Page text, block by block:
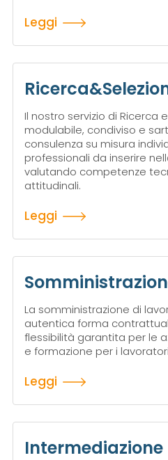
Leggi
Il nostro servizio di Ricerca
modulabile, condiviso e
consulenza su misura
professionali da inserire
valutando competenze
attitudinali.
Leggi
La somministrazione di
autentica forma
flessibilità garantita per le
e formazione per i
Leggi
Intermediazione